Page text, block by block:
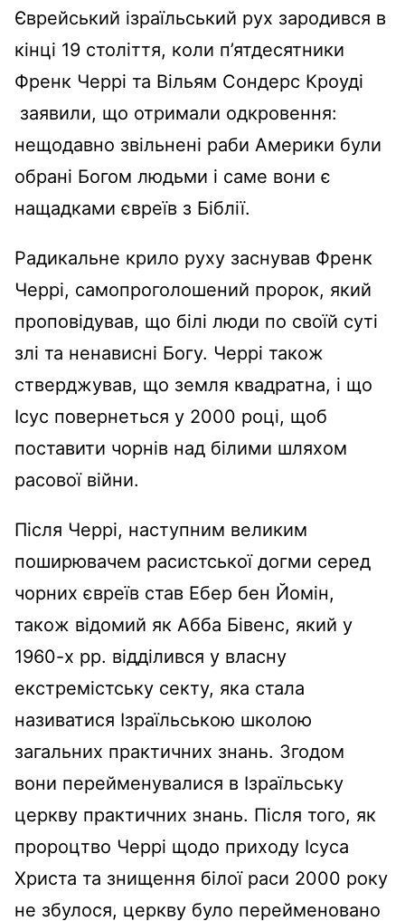
Єврейський ізраїльський рух зародився в
кінці 19 століття, коли п’ятдесятники
Френк Черрі та Вільям Сондерс Кроуді
заявили, що отримали одкровення:
нещодавно звільнені раби Америки були
обрані Богом людьми і саме вони є
нащадками євреїв з Біблії.
Радикальне крило руху заснував Френк
Черрі, самопроголошений пророк, який
проповідував, що білі люди по своїй суті
злі та ненависні Богу. Черрі також
стверджував, що земля квадратна, і що
Ісус повернеться у 2000 році, щоб
поставити чорнів над білими шляхом
расової війни.
Після Черрі, наступним великим
поширювачем расистської догми серед
чорних євреїв став Ебер бен Йомін,
також відомий як Абба Бівенс, який у
1960-х рр. відділився у власну
екстремістську секту, яка стала
називатися Ізраїльською школою
загальних практичних знань. Згодом
вони перейменувалися в Ізраїльську
церкву практичних знань. Після того, як
пророцтво Черрі щодо приходу Ісуса
Христа та знищення білої раси 2000 року
не збулося, церкву було перейменовано